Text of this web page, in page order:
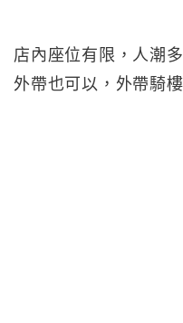
店內座位有限，人潮
外帶也可以，外帶騎